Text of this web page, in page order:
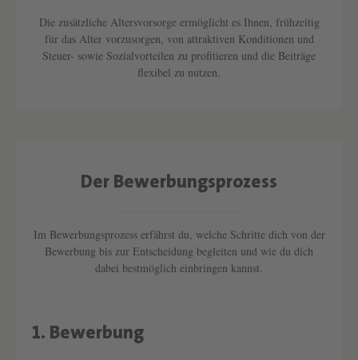
Die zusätzliche Altersvorsorge ermöglicht es Ihnen, frühzeitig
für das Alter vorzusorgen, von attraktiven Konditionen und
Steuer- sowie Sozialvorteilen zu profitieren und die Beiträge
flexibel zu nutzen.
Text überspringenDer Bewerbungsprozess
Im Bewerbungsprozess erfährst du, welche Schritte dich von der
Bewerbung bis zur Entscheidung begleiten und wie du dich
dabei bestmöglich einbringen kannst.
Text überspringen
1. Bewerbung